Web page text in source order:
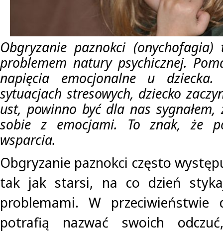
Obgryzanie paznokci
problemem natury psychicznej.
napięcia emocjonalne u
sytuacjach stresowych, dziecko
ust, powinno być dla nas
sobie z emocjami. To znak, że
wsparcia.
Obgryzanie paznokci często
tak jak starsi, na co dzień
problemami. W przeciwieństwie
potrafią nazwać swoich